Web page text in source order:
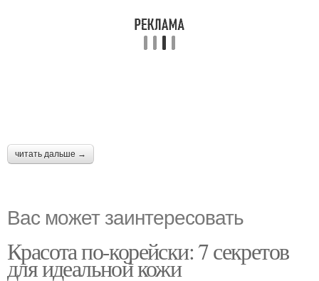
читать дальше →
Вас может заинтересовать
Красота по-корейски: 7 секретов
для идеальной кожи